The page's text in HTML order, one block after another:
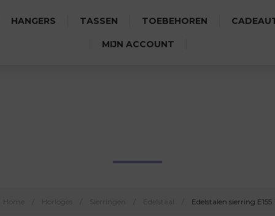
HANGERS TASSEN TOEBEHOREN
MIJN ACCOUNT
Edelstalen sierring E155